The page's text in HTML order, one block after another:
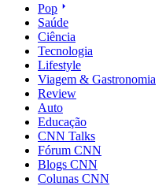
Pop
Saúde
Ciência
Tecnologia
Lifestyle
Viagem & Gastronomia
Review
Auto
Educação
CNN Talks
Fórum CNN
Blogs CNN
Colunas CNN